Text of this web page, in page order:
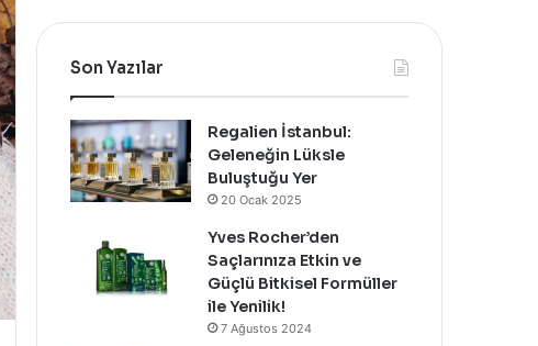
Bir
Davet
Kutladı!
Son Yazılar
Regalien İstanbul:
Geleneğin Lüksle
Buluştuğu Yer
20 Ocak 2025
Yves Rocher’den
Saçlarınıza Etkin ve
Güçlü Bitkisel Formüller
ile Yenilik!
7 Ağustos 2024